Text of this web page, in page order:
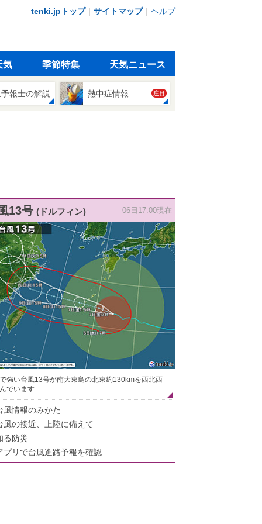
tenki.jpトップ｜ サイトマップ｜ ヘルプ
気 季節特集 天気ニュース
報士の解説 熱中症情報 注目
13号 (ドルフィン) 06日17:00現在
強い台風13号が南大東島の北東約130kmを西北西
でいます
風情報のみかた
風の接近、上陸に備えて
る防災
プリで台風進路予報を確認